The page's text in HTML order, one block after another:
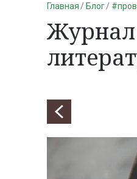
Главная Блог
Журнал